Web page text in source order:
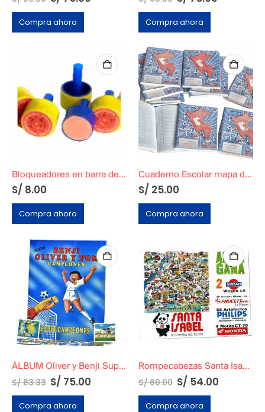
Compra ahora Compra ahora
Bloqueadores en barra de D’Onofrio
S/ 8.00
Compra ahora
Cuaderno Escolar mapa del Perú
S/ 25.00
Compra ahora
ÁLBUM Oliver y Benji SuperCampeones en Tapa Dura
S/83.33 S/ 75.00
Compra ahora
Rompecabezas Santa Isabel Modelo Playa
S/60.00 S/ 54.00
Compra ahora